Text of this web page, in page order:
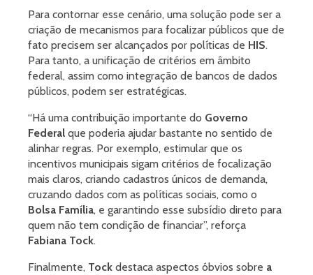
Para contornar esse cenário, uma solução pode ser a
criação de mecanismos para focalizar públicos que de
fato precisem ser alcançados por políticas de HIS.
Para tanto, a unificação de critérios em âmbito
federal, assim como integração de bancos de dados
públicos, podem ser estratégicas.
“Há uma contribuição importante do Governo
Federal que poderia ajudar bastante no sentido de
alinhar regras. Por exemplo, estimular que os
incentivos municipais sigam critérios de focalização
mais claros, criando cadastros únicos de demanda,
cruzando dados com as políticas sociais, como o
Bolsa Família, e garantindo esse subsídio direto para
quem não tem condição de financiar”, reforça
Fabiana Tock.
Finalmente, Tock destaca aspectos óbvios sobre a